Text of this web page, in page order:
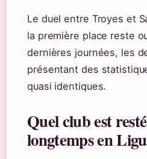
Le duel entre Troyes et
la première place reste
dernières journées, les
présentant des
quasi identiques.
Quel club est
longtemps en